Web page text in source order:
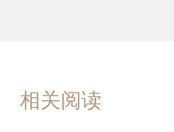
相关阅读